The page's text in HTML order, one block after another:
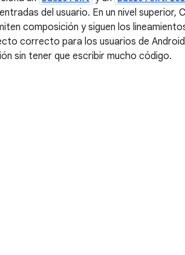
del usuario. En un nivel superior,
composición y siguen los
correcto para los usuarios de
sin tener que escribir mucho código.